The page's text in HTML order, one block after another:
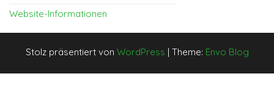
Website-Informationen
Stolz präsentiert von WordPress | Theme: Envo Blog